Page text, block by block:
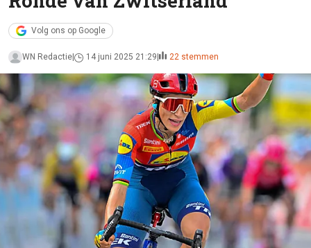
Volg ons op Google
WN Redactie 14 juni 2025 21:29 22 stemmen